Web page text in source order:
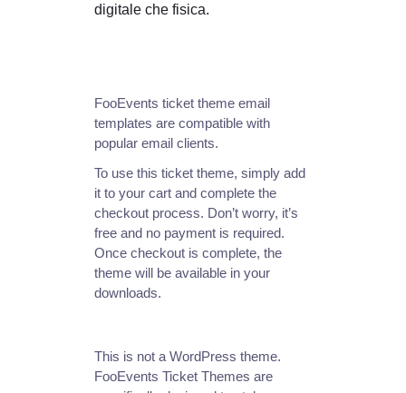
digitale che fisica.
FooEvents ticket theme email
templates are compatible with
popular email clients.
To use this ticket theme, simply add
it to your cart and complete the
checkout process. Don’t worry, it’s
free and no payment is required.
Once checkout is complete, the
theme will be available in your
downloads.
This is not a WordPress theme.
FooEvents Ticket Themes are